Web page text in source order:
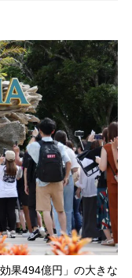
果494億円」の大きな